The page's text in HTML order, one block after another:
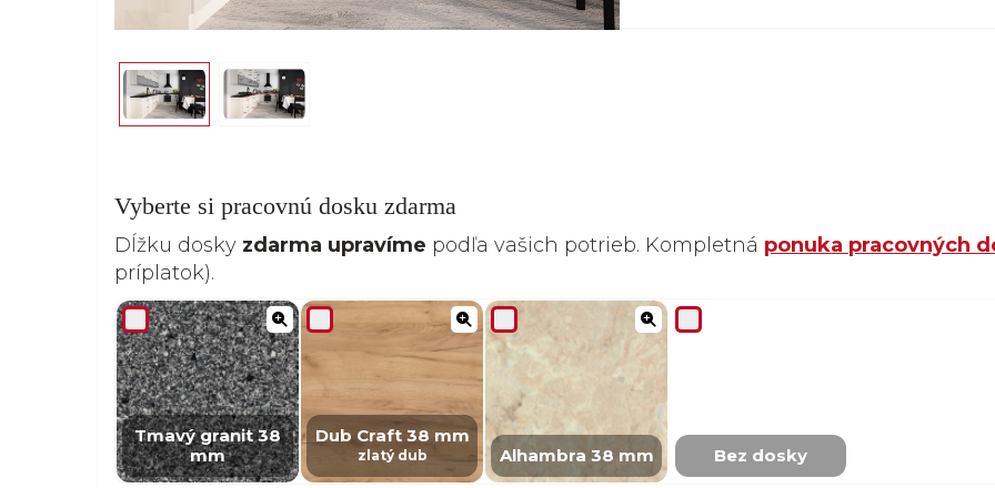
Vyberte si pracovnú dosku zdarma
Dĺžku dosky zdarma upravíme podľa vašich potrieb. Kompletná ponuka pracovných
príplatok).
Tmavý granit 38
mm
Dub Craft 38 mm
zlatý dub Alhambra 38 mm Bez dosky